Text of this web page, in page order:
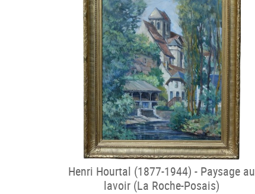
Henri Hourtal (1877-1944) - Paysage au
lavoir (La Roche-Posais)